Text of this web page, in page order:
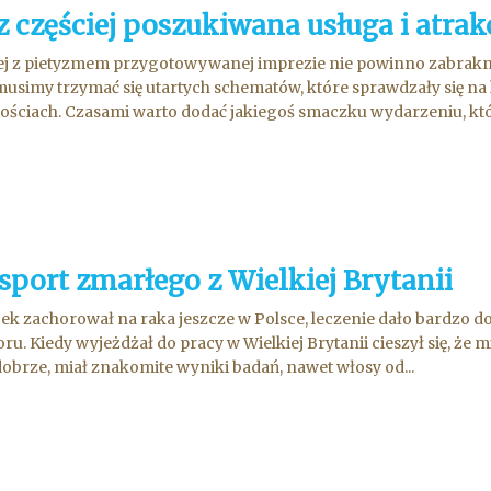
częściej poszukiwana usługa i
z pietyzmem przygotowywanej imprezie nie powinno
trzymać się utartych schematów, które sprawdzały się
Czasami warto dodać jakiegoś smaczku wydarzeniu,
zmarłego z Wielkiej Brytanii
zachorował na raka jeszcze w Polsce, leczenie dało bardzo
Kiedy wyjeżdżał do pracy w Wielkiej Brytanii cieszył się, że
miał znakomite wyniki badań, nawet włosy od...